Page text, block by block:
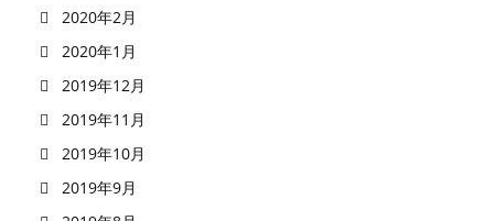
2020年2月
2020年1月
2019年12月
2019年11月
2019年10月
2019年9月